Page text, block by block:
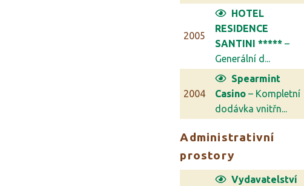
2005
HOTEL
RESIDENCE
SANTINI ***** –
Generální d...
2004
Spearmint
Casino – Kompletní
dodávka vnitřn...
Administrativní
prostory
Vydavatelství